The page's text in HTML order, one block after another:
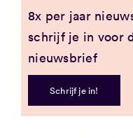
8x per jaar
schrijf je in voor
nieuwsbrief
Schrijf je in!